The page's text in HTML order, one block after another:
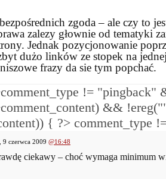
zgoda – ale czy to
zalezy głownie od tematyki
Jednak pozycjonowanie
dużo linków ze stopek na
frazy da sie tym popchać.
!= "pingback"
&& !ereg("
{ ?>
9 czerwca 2009 @16:48
ciekawy – choć wymaga minimum
comment_type